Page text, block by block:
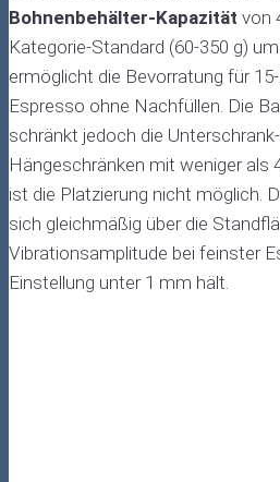
Bohnenbehälter-Kapazität von
Kategorie-Standard (60-350 g)
ermöglicht die Bevorratung für
Espresso ohne Nachfüllen. Die
schränkt jedoch die
Hängeschränken mit weniger als
ist die Platzierung nicht möglich.
sich gleichmäßig über die
Vibrationsamplitude bei feinster
Einstellung unter 1 mm hält.